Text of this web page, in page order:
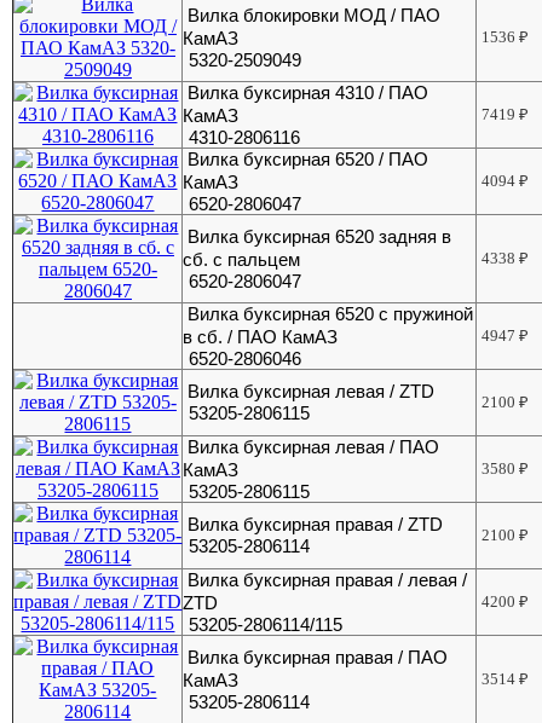
Вилка блокировки МОД / ПАО
КамАЗ
5320-2509049
1536₽
Вилка буксирная 4310 / ПАО
КамАЗ
4310-2806116
7419₽
Вилка буксирная 6520 / ПАО
КамАЗ
6520-2806047
4094₽
Вилка буксирная 6520 задняя в
сб. с пальцем
6520-2806047
4338₽
Вилка буксирная 6520 с пружиной
в сб. / ПАО КамАЗ
6520-2806046
4947₽
Вилка буксирная левая / ZTD
53205-2806115
2100₽
Вилка буксирная левая / ПАО
КамАЗ
53205-2806115
3580₽
Вилка буксирная правая / ZTD
53205-2806114
2100₽
Вилка буксирная правая / левая /
ZTD
53205-2806114/115
4200₽
Вилка буксирная правая / ПАО
КамАЗ
53205-2806114
3514₽